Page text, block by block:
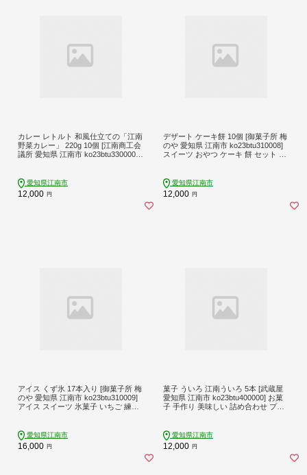
カレー レトルト 和風仕立ての「江南
野菜カレー」 220g 10個 [江南商工会
議所 愛知県 江南市 ko23btu330000]
愛知県江南市
12,000 円
デザート ケーキ餅 10個 [御菓子所 梅
のや 愛知県 江南市 ko23btu310008]
スイーツ おやつ ケーキ 餅 セット 誕
愛知県江南市
12,000 円
アイス くず氷 17本入り [御菓子所 梅
のや 愛知県 江南市 ko23btu310009]
アイス スイーツ 氷菓子 いちご 練乳
冷凍 ゼリー シャーベット
愛知県江南市
16,000 円
菓子 ういろ 江南ういろ 5本 [武蔵屋
愛知県 江南市 ko23btu400000] お菓
子 手作り 美味しい 詰め合わせ プレ
愛知県江南市
12,000 円